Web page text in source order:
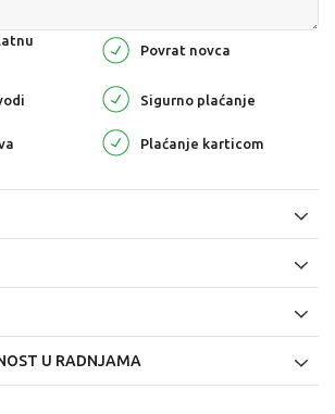
Povrat novca
Sigurno plaćanje
Plaćanje karticom
U RADNJAMA